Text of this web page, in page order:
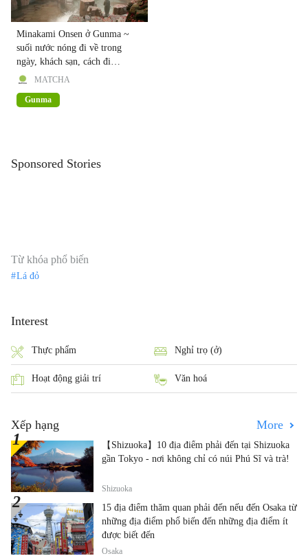
Minakami Onsen ở Gunma ~
suối nước nóng đi về trong
ngày, khách sạn, cách đi
~【Năm 2019】
MATCHA
Gunma
Sponsored Stories
Từ khóa phổ biến
Lá đỏ
Interest
Thực phẩm Nghỉ trọ (ở)
Hoạt động giải trí Văn hoá
Xếp hạng More
【Shizuoka】10 địa điểm phải đến tại Shizuoka
gần Tokyo - nơi không chỉ có núi Phú Sĩ và trà!
Shizuoka
15 địa điểm thăm quan phải đến nếu đến Osaka từ
những địa điểm phổ biến đến những địa điểm ít
được biết đến
Osaka